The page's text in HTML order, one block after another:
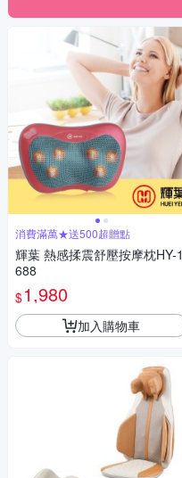
消費滿萬★送500超贈點
輝葉 熱感揉震舒壓按摩枕HY-1
688
$1,980
加入購物車